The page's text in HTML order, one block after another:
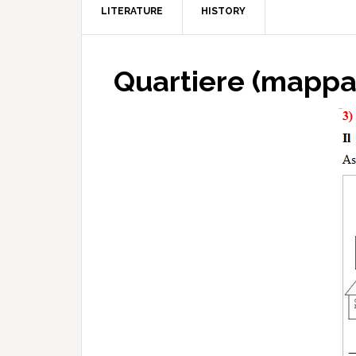
LITERATURE HISTORY
Quartiere